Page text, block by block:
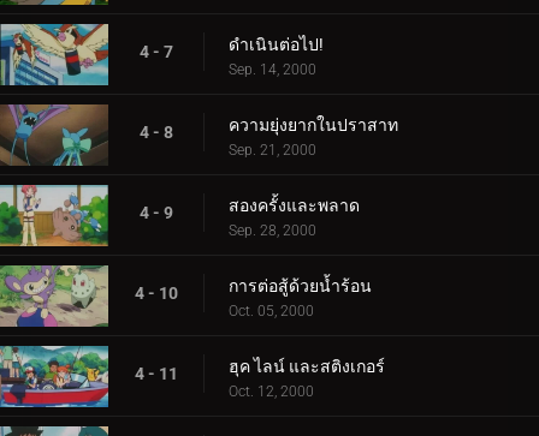
4 - 7 ดำเนินต่อไป!
Sep. 14, 2000
4 - 8 ความยุ่งยากในปราสาท
Sep. 21, 2000
4 - 9 สองครั้งและพลาด
Sep. 28, 2000
4 - 10 การต่อสู้ด้วยน้ำร้อน
Oct. 05, 2000
4 - 11 ฮุค ไลน์ และสติงเกอร์
Oct. 12, 2000